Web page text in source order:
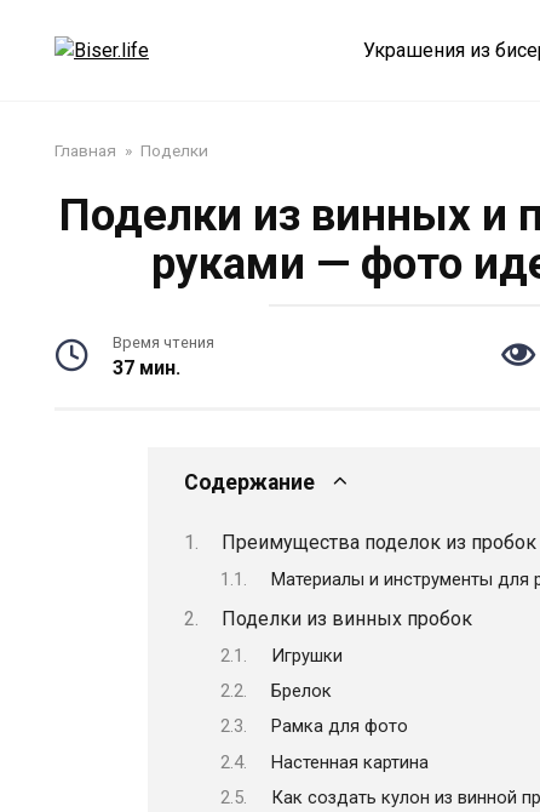
Украшения из
Главная » Поделки
Поделки из винных и
руками — фото
Время чтения
37 мин.
Содержание
Преимущества поделок из пробок
Материалы и инструменты для
Поделки из винных пробок
Игрушки
Брелок
Рамка для фото
Настенная картина
Как создать кулон из винной